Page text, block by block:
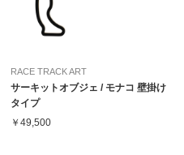
RACE TRACK ART
サーキットオブジェ / モナコ 壁掛け
タイプ
￥49,500